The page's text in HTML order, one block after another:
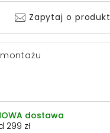
Zapytaj o produkt
dostawa
299 zł